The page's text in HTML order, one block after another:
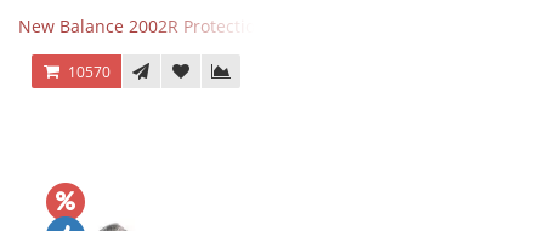
New Balance 2002R Protection Phantom Black
10570